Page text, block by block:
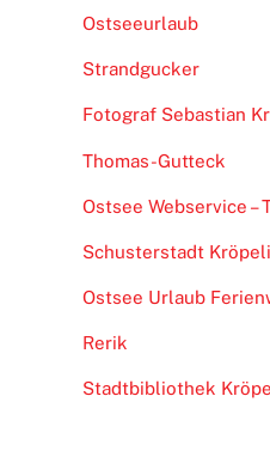
Ostseeurlaub
Strandgucker
Fotograf Sebastian
Thomas-Gutteck
Ostsee Webservice –
Schusterstadt
Ostsee Urlaub
Rerik
Stadtbibliothek